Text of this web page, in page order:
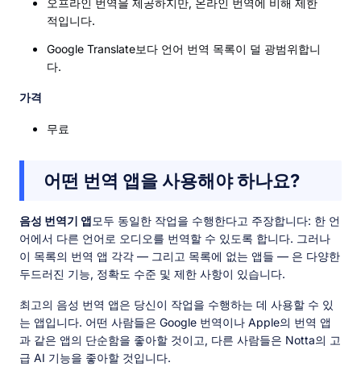
적입니다.
Google Translate보다 언어 번역 목록이 덜 광범위합니
다.
가격
무료
어떤 번역 앱을 사용해야 하나요?
음성 번역기 앱모두 동일한 작업을 수행한다고 주장합니다: 한 언
어에서 다른 언어로 오디오를 번역할 수 있도록 합니다. 그러나
이 목록의 번역 앱 각각 — 그리고 목록에 없는 앱들 — 은 다양한
두드러진 기능, 정확도 수준 및 제한 사항이 있습니다.
최고의 음성 번역 앱은 당신이 작업을 수행하는 데 사용할 수 있
는 앱입니다. 어떤 사람들은 Google 번역이나 Apple의 번역 앱
과 같은 앱의 단순함을 좋아할 것이고, 다른 사람들은 Notta의 고
급 AI 기능을 좋아할 것입니다.